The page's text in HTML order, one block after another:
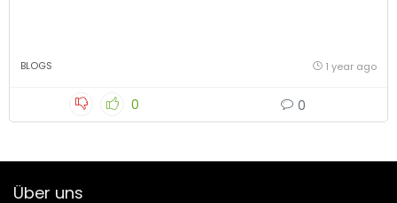
BLOGS 1 year ago
0 0
Über uns